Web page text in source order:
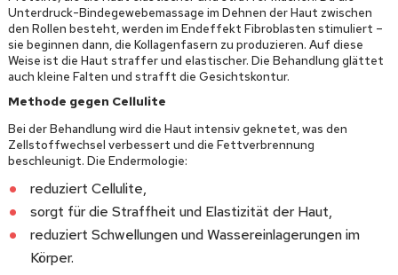
Unterdruck-Bindegewebemassage im Dehnen der Haut zwischen
den Rollen besteht, werden im Endeffekt Fibroblasten stimuliert –
sie beginnen dann, die Kollagenfasern zu produzieren. Auf diese
Weise ist die Haut straffer und elastischer. Die Behandlung glättet
auch kleine Falten und strafft die Gesichtskontur.
Methode gegen Cellulite
Bei der Behandlung wird die Haut intensiv geknetet, was den
Zellstoffwechsel verbessert und die Fettverbrennung
beschleunigt. Die Endermologie:
reduziert Cellulite,
sorgt für die Straffheit und Elastizität der Haut,
reduziert Schwellungen und Wassereinlagerungen im
Körper.